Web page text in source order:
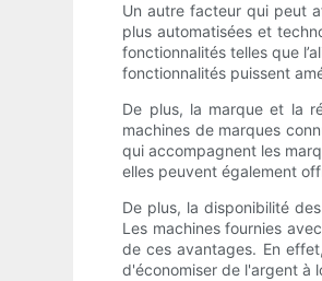
Un autre facteur qui peut
plus automatisées et
fonctionnalités telles que
fonctionnalités puissent
De plus, la marque et la
machines de marques
qui accompagnent les
elles peuvent également
De plus, la disponibilité
Les machines fournies
de ces avantages. En
d'économiser de l'argent à